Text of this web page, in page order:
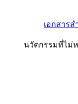
เอกสาร
นวัตกรรมที่ไม่